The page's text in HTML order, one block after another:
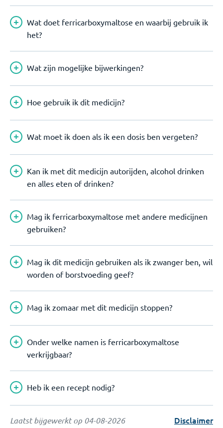
Wat doet ferricarboxymaltose en waarbij gebruik ik
het?
Wat zijn mogelijke bijwerkingen?
Hoe gebruik ik dit medicijn?
Wat moet ik doen als ik een dosis ben vergeten?
Kan ik met dit medicijn autorijden, alcohol drinken
en alles eten of drinken?
Mag ik ferricarboxymaltose met andere medicijnen
gebruiken?
Mag ik dit medicijn gebruiken als ik zwanger ben, wil
worden of borstvoeding geef?
Mag ik zomaar met dit medicijn stoppen?
Onder welke namen is ferricarboxymaltose
verkrijgbaar?
Heb ik een recept nodig?
Laatst bijgewerkt op 04-08-2026 Disclaimer